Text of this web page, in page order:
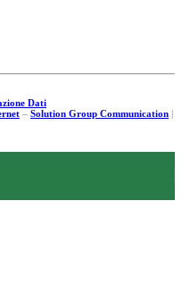
Dati
– Solution Group Communication |